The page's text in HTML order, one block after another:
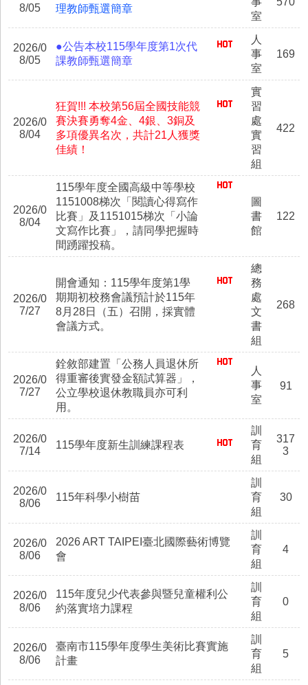
8/05
理教師甄選簡章
室
2026/0
8/05
●公告本校115學年度第1次代
課教師甄選簡章
人
事
室
169
2026/0
8/04
狂賀!!! 本校第56屆全國技能競
賽決賽勇奪4金、4銀、3銅及
多項優異名次，共計21人獲獎
佳績！
實
習
處
實
習
組
422
2026/0
8/04
115學年度全國高級中等學校
1151008梯次「閱讀心得寫作
比賽」及1151015梯次「小論
文寫作比賽」，請同學把握時
間踴躍投稿。
圖
書
館
122
2026/0
7/27
開會通知：115學年度第1學
期期初校務會議預計於115年
8月28日（五）召開，採實體
會議方式。
總
務
處
文
書
組
268
2026/0
7/27
銓敘部建置「公務人員退休所
得重審後實發金額試算器」，
公立學校退休教職員亦可利
用。
人
事
室
91
2026/0
7/14
115學年度新生訓練課程表
訓
育
組
317
3
2026/0
8/06
115年科學小樹苗
訓
育
組
30
2026/0
8/06
2026 ART TAIPEI臺北國際藝術博覽
會
訓
育
組
4
2026/0
8/06
115年度兒少代表參與暨兒童權利公
約落實培力課程
訓
育
組
0
2026/0
8/06
臺南市115學年度學生美術比賽實施
計畫
訓
育
組
5